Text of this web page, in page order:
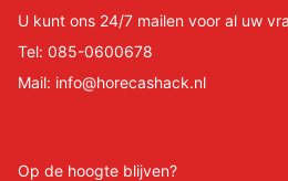
U kunt ons 24/7 mailen voor al uw
Tel: 085-0600678
Mail: info@horecashack.nl
Op de hoogte blijven?